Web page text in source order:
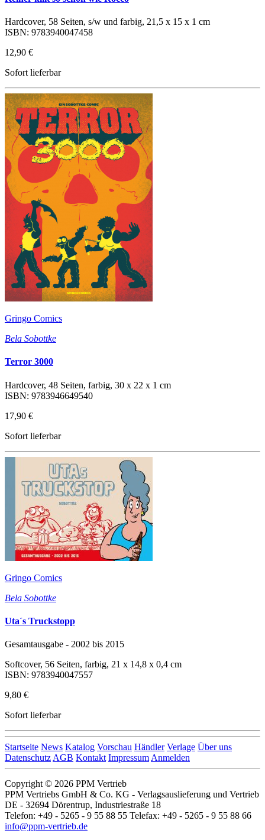
Hardcover, 58 Seiten, s/w und farbig, 21,5 x 15 x 1 cm
ISBN: 9783940047458
12,90 €
Sofort lieferbar
Gringo Comics
Bela Sobottke
Terror 3000
Hardcover, 48 Seiten, farbig, 30 x 22 x 1 cm
ISBN: 9783946649540
17,90 €
Sofort lieferbar
Gringo Comics
Bela Sobottke
Uta´s Truckstopp
Gesamtausgabe - 2002 bis 2015
Softcover, 56 Seiten, farbig, 21 x 14,8 x 0,4 cm
ISBN: 9783940047557
9,80 €
Sofort lieferbar
Startseite News Katalog Vorschau Händler Verlage Über uns
Datenschutz AGB Kontakt Impressum Anmelden
Copyright © 2026 PPM Vertrieb
PPM Vertriebs GmbH & Co. KG - Verlagsauslieferung und Vertrieb
DE - 32694 Dörentrup, Industriestraße 18
Telefon: +49 - 5265 - 9 55 88 55 Telefax: +49 - 5265 - 9 55 88 66
info@ppm-vertrieb.de